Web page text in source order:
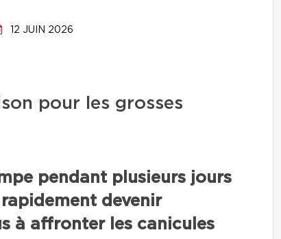
12 JUIN 2026
pour les grosses
pendant plusieurs jours
devenir
à affronter les canicules